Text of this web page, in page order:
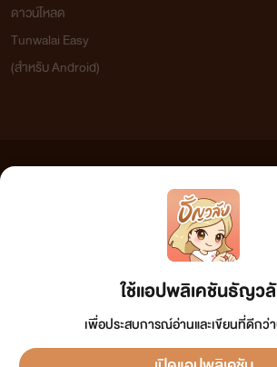
ใช้แอปพลิเคชันธัญว
เพื่อประสบการณ์อ่านและเขียนที่ดีก
ดาวน์โหลด
Tunwalai Easy
(สำหรับ Android)
เว็บไซต์แห่งนี้ไม่ได้เห็นด้วยและไม่ขอรับผิดชอบต่อข้อความใดๆ ทั้งสิ้น ดั
วิจารณญาณในการกลั่นกรองด้วยตนเอง และหากท่านพบข้อความใดๆ ที่
กรุณาแจ้งมาที่ tunwalai@ookbee.com เพื่อทีมงานจะได้ดำเนินการใน
ลิขสิทธิ์ตามพระราชบัญญัติลิขสิทธิ์ (ฉบับเพิ่มเติม) พ.ศ.2558